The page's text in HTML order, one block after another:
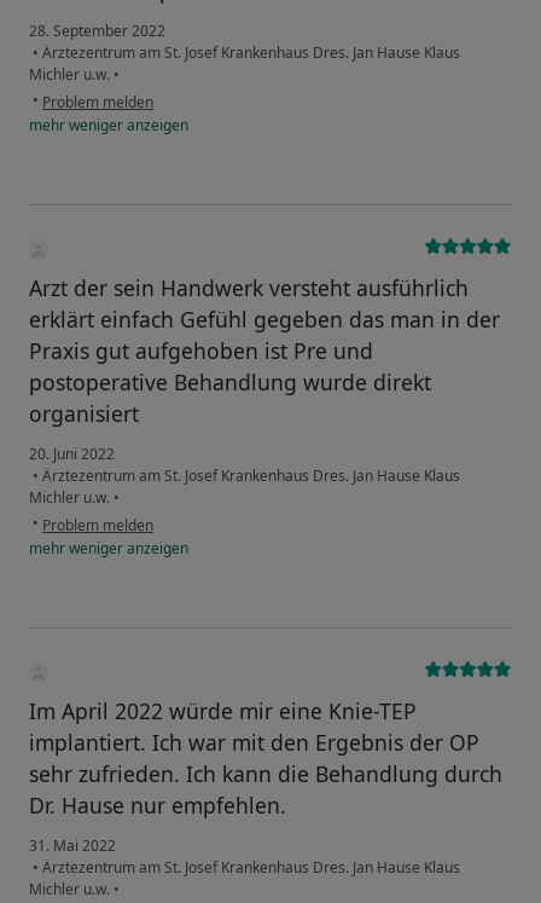
28. September 2022
• Ärztezentrum am St. Josef Krankenhaus Dres. Jan Hause Klaus
Michler u.w. •
• Problem melden
mehrwenigeranzeigen
Arzt der sein Handwerk versteht ausführlich
erklärt einfach Gefühl gegeben das man in der
Praxis gut aufgehoben ist Pre und
postoperative Behandlung wurde direkt
organisiert
20. Juni 2022
• Ärztezentrum am St. Josef Krankenhaus Dres. Jan Hause Klaus
Michler u.w. •
• Problem melden
mehrwenigeranzeigen
Im April 2022 würde mir eine Knie-TEP
implantiert. Ich war mit den Ergebnis der OP
sehr zufrieden. Ich kann die Behandlung durch
Dr. Hause nur empfehlen.
31. Mai 2022
• Ärztezentrum am St. Josef Krankenhaus Dres. Jan Hause Klaus
Michler u.w. •